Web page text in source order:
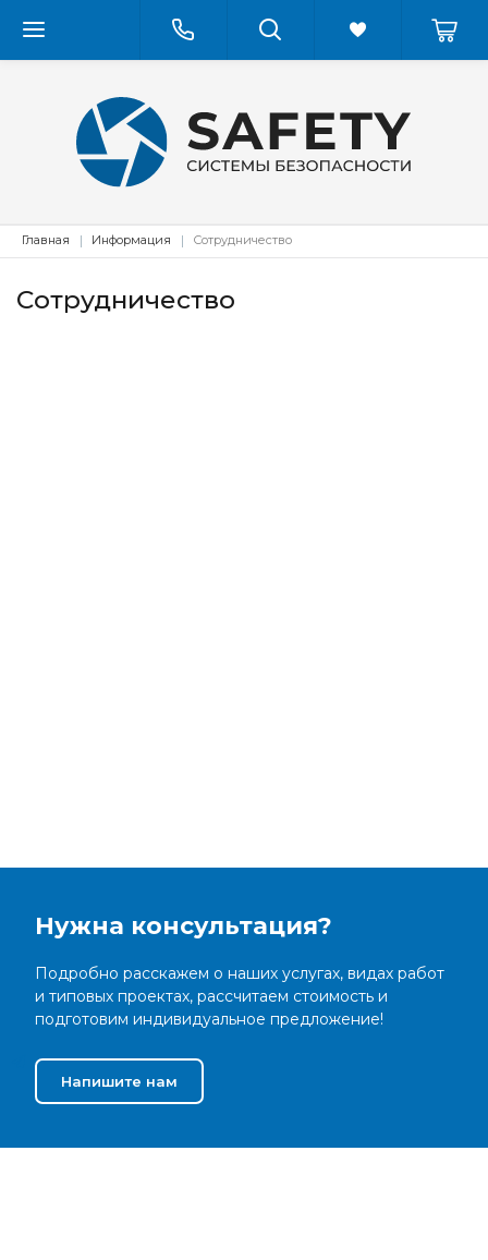
Главная Информация Сотрудничество
Сотрудничество
Нужна консультация?
Подробно расскажем о наших услугах, видах работ
и типовых проектах, рассчитаем стоимость и
подготовим индивидуальное предложение!
Напишите нам